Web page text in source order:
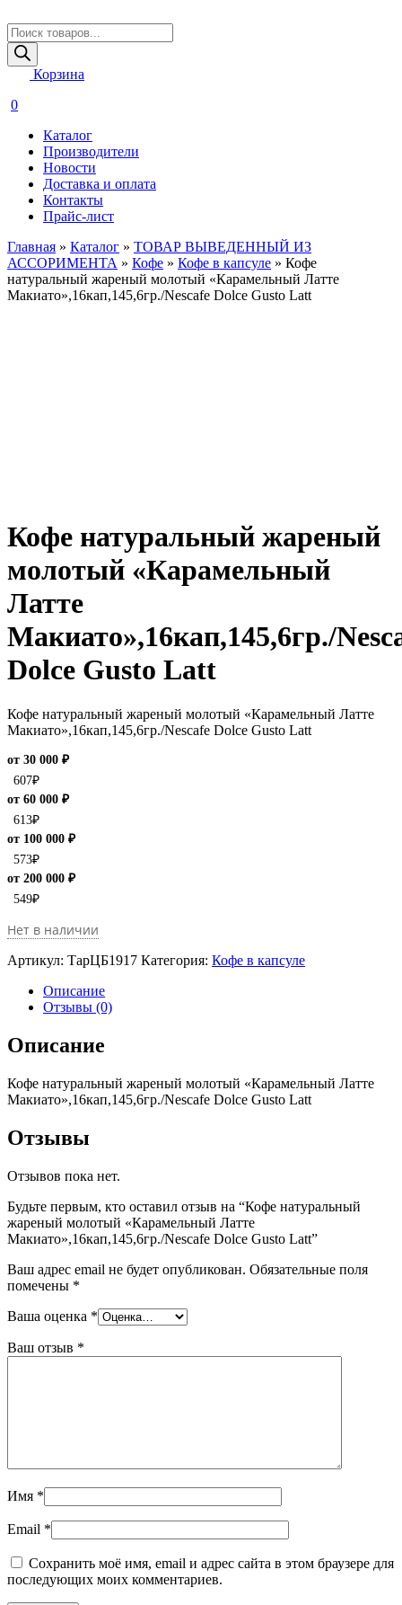
Поиск
товаров
Корзина
0
Каталог
Производители
Новости
Доставка и оплата
Контакты
Прайс-лист
Главная » Каталог » ТОВАР ВЫВЕДЕННЫЙ ИЗ
АССОРИМЕНТА » Кофе » Кофе в капсуле » Кофе
натуральный жареный молотый «Карамельный Латте
Макиато»,16кап,145,6гр./Nescafe Dolce Gusto Latt
Кофе натуральный жареный
молотый «Карамельный
Латте
Макиато»,16кап,145,6гр./
Dolce Gusto Latt
Кофе натуральный жареный молотый «Карамельный Латте
Макиато»,16кап,145,6гр./Nescafe Dolce Gusto Latt
от 30 000 ₽
607₽
от 60 000 ₽
613₽
от 100 000 ₽
573₽
от 200 000 ₽
549₽
Нет в наличии
Артикул: ТарЦБ1917 Категория: Кофе в капсуле
Описание
Отзывы (0)
Описание
Кофе натуральный жареный молотый «Карамельный Латте
Макиато»,16кап,145,6гр./Nescafe Dolce Gusto Latt
Отзывы
Отзывов пока нет.
Будьте первым, кто оставил отзыв на “Кофе натуральный
жареный молотый «Карамельный Латте
Макиато»,16кап,145,6гр./Nescafe Dolce Gusto Latt”
Ваш адрес email не будет опубликован. Обязательные поля
помечены *
Ваша оценка *
Ваш отзыв *
Имя *
Email *
Сохранить моё имя, email и адрес сайта в этом браузере для
последующих моих комментариев.